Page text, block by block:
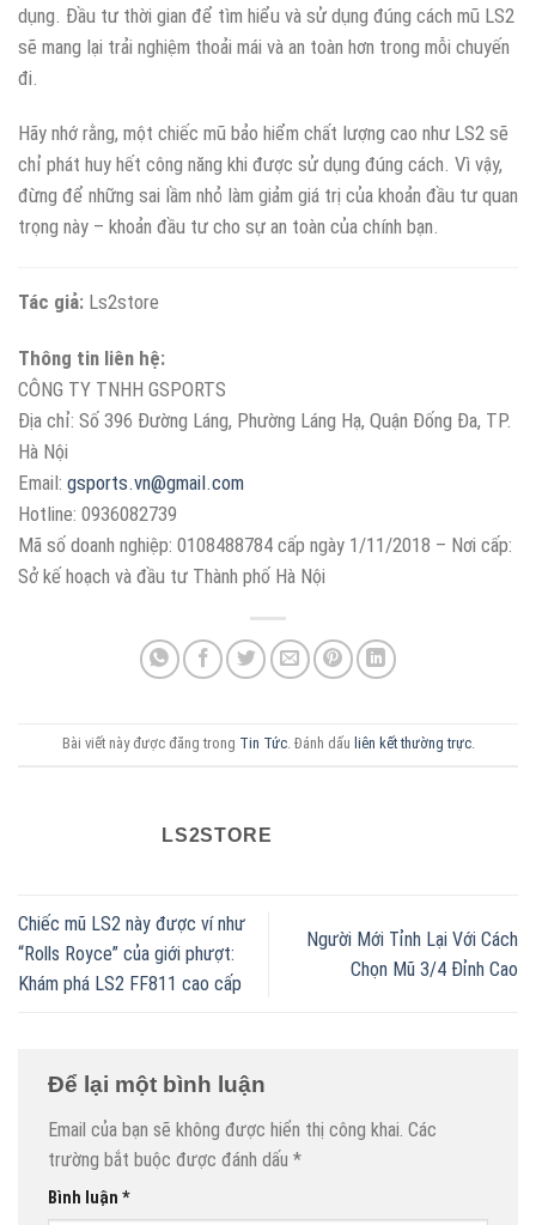
dụng. Đầu tư thời gian để tìm hiểu và sử dụng đúng cách mũ LS2
sẽ mang lại trải nghiệm thoải mái và an toàn hơn trong mỗi chuyến
đi.
Hãy nhớ rằng, một chiếc mũ bảo hiểm chất lượng cao như LS2 sẽ
chỉ phát huy hết công năng khi được sử dụng đúng cách. Vì vậy,
đừng để những sai lầm nhỏ làm giảm giá trị của khoản đầu tư quan
trọng này – khoản đầu tư cho sự an toàn của chính bạn.
Tác giả: Ls2store
Thông tin liên hệ:
CÔNG TY TNHH GSPORTS
Địa chỉ: Số 396 Đường Láng, Phường Láng Hạ, Quận Đống Đa, TP.
Hà Nội
Email: gsports.vn@gmail.com
Hotline: 0936082739
Mã số doanh nghiệp: 0108488784 cấp ngày 1/11/2018 – Nơi cấp:
Sở kế hoạch và đầu tư Thành phố Hà Nội
Bài viết này được đăng trong Tin Tức. Đánh dấu liên kết thường trực.
LS2STORE
Chiếc mũ LS2 này được ví như
“Rolls Royce” của giới phượt:
Khám phá LS2 FF811 cao cấp
Người Mới Tỉnh Lại Với Cách
Chọn Mũ 3/4 Đỉnh Cao
Để lại một bình luận
Email của bạn sẽ không được hiển thị công khai. Các
trường bắt buộc được đánh dấu *
Bình luận *